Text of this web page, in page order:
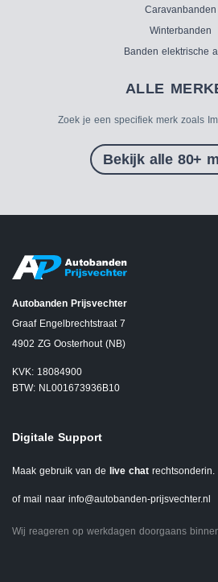
Caravanbanden
Winterbanden
Banden elektrische
ALLE
Zoek je een specifiek merk zoals
Bekijk alle 80+
Autobanden Prijsvechter
Graaf Engelbrechtstraat 7
4902 ZG Oosterhout (NB)
KVK: 18084900
BTW: NL001673936B10
Digitale Support
Maak gebruik van de live chat rechtsonderin.
of mail naar info@autobanden-prijsvechter.nl
Wij reageren op werkdagen doorgaans